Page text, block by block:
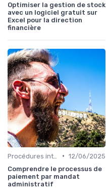
Optimiser la gestion de stock
avec un logiciel gratuit sur
Excel pour la direction
financière
• 12/06/2025
Comprendre le processus de
paiement par mandat
administratif